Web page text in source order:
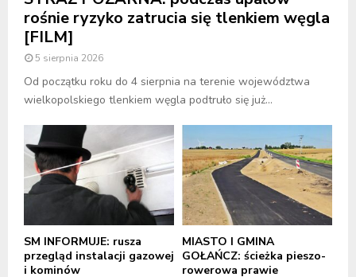
rośnie ryzyko zatrucia się tlenkiem węgla
[FILM]
5 sierpnia 2026
Od początku roku do 4 sierpnia na terenie województwa
wielkopolskiego tlenkiem węgla podtruło się już...
SM INFORMUJE: rusza
przegląd instalacji gazowej
i kominów
MIASTO I GMINA
GOŁAŃCZ: ścieżka pieszo-
rowerowa prawie